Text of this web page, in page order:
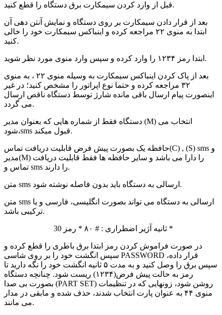
قبل از وارد کردن سیمکارت برق دستگاه را قطع کنید.
بعد از قرار دادن سیمکارت بر روی دستگاه و نمایش آنتن دهی آن
ابتدا به منوی ۲۲ مراجعه کرده و اینباکس سیمکارت خود را خالی
کنید.
ابتدا رمز ۱۲۳۴ را وارد کرده و سپس وارد منوی مورد نظر شوید.
بعد از پاک کردن اینباکس سیمکارت به وسیله منوی ۲۲ ، به منوی
۳۲ مراجعه کرده و حتما نوع اپراتور را مشخص کنید؛ در غیر
اینصورت پیام ارسال باقی مانده شارژ توسط دستگاه ناقص ارسال
می گردد.
دستگاه فقط از شماره هایی که بعنوان مدیر (M) انتخاب می
شود،sms قبول میکند.
حافظه یک بصورت پیش فرض قابلیت دریافت تماس(C) , (S) sms و
مدیر(M) را دارا می باشد و سایر حافظه ها فقط قابلیت دریافت
تماس و sms را دارند.
متن sms ارسالی به دستگاه باید بدون فاصله نوشته شود.
متن sms ارسالی به دستگاه می تواند بصورت انگلیسی، فارسی و یا
ترکیبی باشد.
30 ثانیه آژیر اضطراری : # ۸۰ * رمز *
در صورت فراموش کردن رمز ابتدا برق باطری را قطع کرده و
سپس انگشت خود را بر روی شاسی PASSWORD قرار داده،
سپس برق را وصل کنید و به مدت ۵ ثانیه انگشت خود را نگه دارید تا
رمز به حالت پیش فرض(۱۲۳۴) ریست شود. چنانچه دستگاه
بصورت بی صدا (PART SET) روشن شود، زونهایی که در تنظیمات
منوی ۴۴ به عنوان پارت انتخاب شدند، حذف شده و مابقی در مدار
می مانند.